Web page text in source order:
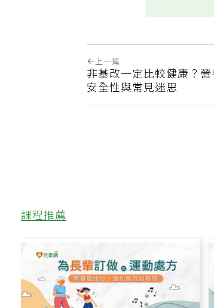
上一篇
非基改一定比較健康？
安全性與常見迷思
課程推薦